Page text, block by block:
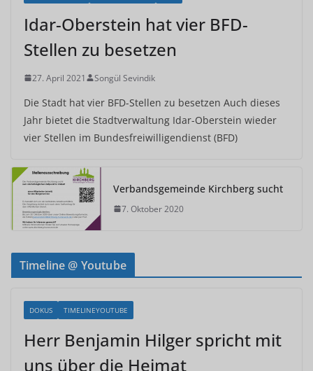
Idar-Oberstein hat vier BFD-
Stellen zu besetzen
27. April 2021 Songül Sevindik
Die Stadt hat vier BFD-Stellen zu besetzen Auch dieses
Jahr bietet die Stadtverwaltung Idar-Oberstein wieder
vier Stellen im Bundesfreiwilligendienst (BFD)
Verbandsgemeinde Kirchberg sucht
7. Oktober 2020
Timeline @ Youtube
DOKUS TIMELINEYOUTUBE
Herr Benjamin Hilger spricht mit
uns über die Heimat